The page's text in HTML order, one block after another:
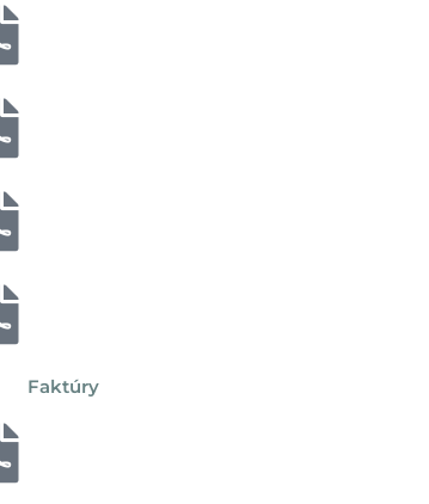
Faktúry